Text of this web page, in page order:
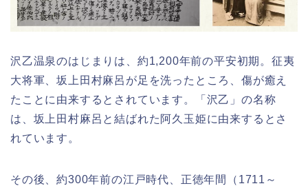
沢乙温泉のはじまりは、約1,200年前の平安初期。征夷
大将軍、坂上田村麻呂が足を洗ったところ、傷が癒え
たことに由来するとされています。「沢乙」の名称
は、坂上田村麻呂と結ばれた阿久玉姫に由来するとさ
れています。
その後、約300年前の江戸時代、正徳年間（1711～